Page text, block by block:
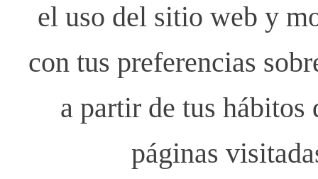
el uso del sitio web y
con tus preferencias
a partir de tus
páginas